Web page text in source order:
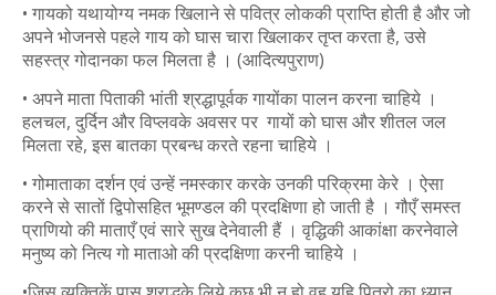
• गायको यथायोग्य नमक खिलाने से पवित्र लोककी प्राप्ति होती है और जो
अपने भोजनसे पहले गाय को घास चारा खिलाकर तृप्त करता है, उसे
सहस्त्र गोदानका फल मिलता है । (आदित्यपुराण)
• अपने माता पिताकी भांती श्रद्धापूर्वक गायोंका पालन करना चाहिये ।
हलचल, दुर्दिन और विप्लवके अवसर पर गायों को घास और शीतल जल
मिलता रहे, इस बातका प्रबन्ध करते रहना चाहिये ।
• गोमाताका दर्शन एवं उन्हें नमस्कार करके उनकी परिक्रमा केरे । ऐसा
करने से सातों द्विपोसहित भूमण्डल की प्रदक्षिणा हो जाती है । गौएँ समस्त
प्राणियो की माताएँ एवं सारे सुख देनेवाली हैं । वृद्धिकी आकांक्षा करनेवाले
मनुष्य को नित्य गो माताओ की प्रदक्षिणा करनी चाहिये ।